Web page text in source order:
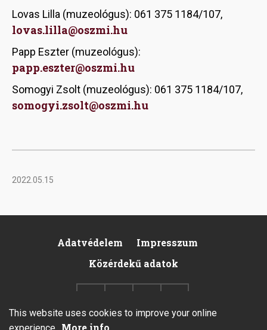
Lovas Lilla (muzeológus): 061 375 1184/107,
lovas.lilla@oszmi.hu
Papp Eszter (muzeológus):
papp.eszter@oszmi.hu
Somogyi Zsolt (muzeológus): 061 375 1184/107,
somogyi.zsolt@oszmi.hu
2022.05.15
Footer
Adatvédelem
Impresszum
Közérdekű adatok
This website uses cookies to improve your online
More info